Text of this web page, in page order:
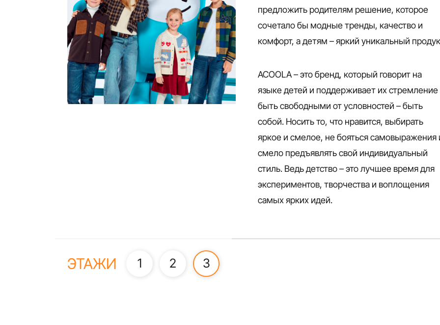
предложить родителям решение, которое
сочетало бы модные тренды, качество и
комфорт, а детям – яркий уникальный
ACOOLA – это бренд, который говорит на
языке детей и поддерживает их стремление
быть свободными от условностей – быть
собой. Носить то, что нравится, выбирать
яркое и смелое, не бояться самовыражения
смело предъявлять свой индивидуальный
стиль. Ведь детство – это лучшее время для
экспериментов, творчества и воплощения
самых ярких идей.
ЭТАЖИ 1 2 3